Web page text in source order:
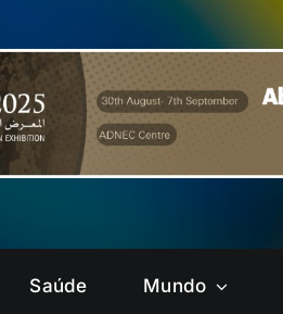
Saúde Mundo